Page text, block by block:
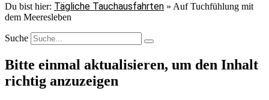
Du bist hier: Tägliche Tauchausfahrten » Auf Tuchfühlung mit
dem Meeresleben
Suche
Bitte einmal aktualisieren, um den Inhalt
richtig anzuzeigen